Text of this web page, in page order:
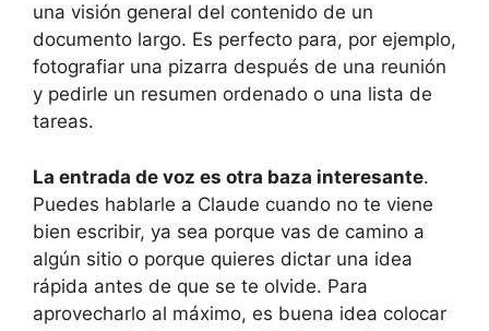
una visión general del contenido de un
documento largo. Es perfecto para, por ejemplo,
fotografiar una pizarra después de una reunión
y pedirle un resumen ordenado o una lista de
tareas.
La entrada de voz es otra baza interesante.
Puedes hablarle a Claude cuando no te viene
bien escribir, ya sea porque vas de camino a
algún sitio o porque quieres dictar una idea
rápida antes de que se te olvide. Para
aprovecharlo al máximo, es buena idea colocar